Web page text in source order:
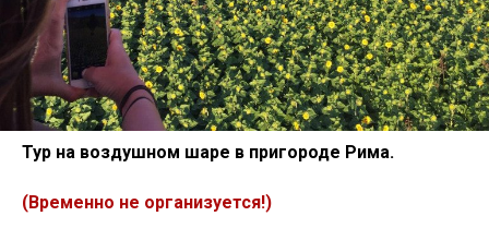
Тур на воздушном шаре в пригороде Рима.
(Временно не организуется!)